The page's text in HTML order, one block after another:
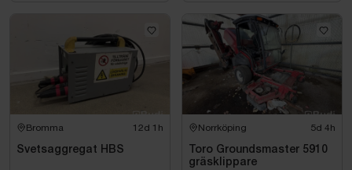
Bromma 12d 1h
Svetsaggregat HBS
Norrköping 5d 4h
Toro Groundsmaster 5910
gräsklippare